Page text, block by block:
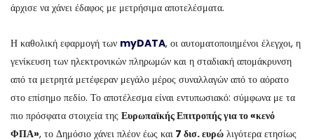
άρχισε να χάνει έδαφος με μετρήσιμα αποτελέσματα.
Η καθολική εφαρμογή των myDATA, οι αυτοματοποιημένοι έλεγχοι, η
γενίκευση των ηλεκτρονικών πληρωμών και η σταδιακή απομάκρυνση
από τα μετρητά μετέφεραν μεγάλο μέρος συναλλαγών από το αόρατο
στο επίσημο πεδίο. Το αποτέλεσμα είναι εντυπωσιακό: σύμφωνα με τα
πιο πρόσφατα στοιχεία της Ευρωπαϊκής Επιτροπής για το «κενό
ΦΠΑ», το Δημόσιο χάνει πλέον έως και 7 δισ. ευρώ λιγότερα ετησίως